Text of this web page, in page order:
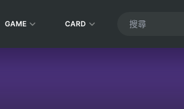
GAME CARD